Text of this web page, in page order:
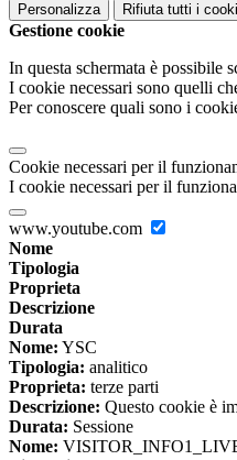
Personalizza Rifiuta tutti i
Gestione cookie
In questa schermata è possibile
I cookie necessari sono quelli
Per conoscere quali sono i
Cookie necessari per il
I cookie necessari per il
www.youtube.com
Nome
Tipologia
Proprieta
Descrizione
Durata
Nome: YSC
Tipologia: analitico
Proprieta: terze parti
Descrizione: Questo cookie è
Durata: Sessione
Nome: